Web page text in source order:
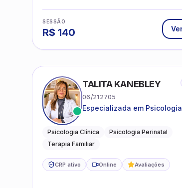
SESSÃO
R$ 140
TALITA KANEBLEY
06/212705
Especializada em
adultos e famílias
Psicologia Clínica
Psicologia Perinatal
Terapia Familiar
CRP ativo Online Avaliações